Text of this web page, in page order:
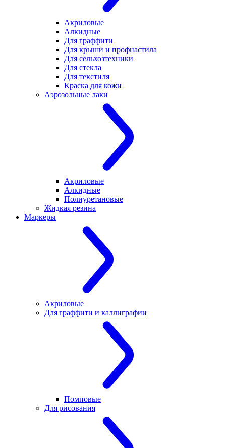
Акриловые
Алкидные
Для граффити
Для крыши и профнастила
Для сельхозтехники
Для стекла
Для текстиля
Краска для кожи
Аэрозольные лаки
Акриловые
Алкидные
Полиуретановые
Жидкая резина
Маркеры
Акриловые
Для граффити и каллиграфии
Помповые
Для рисования